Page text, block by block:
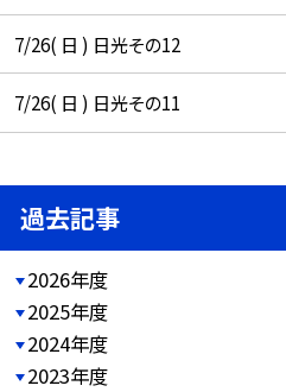
7/26( 日 ) 日光その12
7/26( 日 ) 日光その11
過去記事
2026年度
2025年度
2024年度
2023年度